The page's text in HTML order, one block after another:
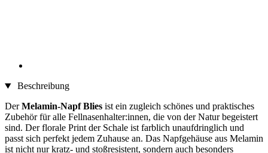
Beschreibung
DerMelamin-Napf Blies ist ein zugleich schönes und praktisches
Zubehör für alle Fellnasenhalter:innen, die von der Natur begeistert
sind. Der florale Print der Schale ist farblich unaufdringlich und
passt sich perfekt jedem Zuhause an. Das Napfgehäuse aus Melamin
ist nicht nur kratz- und stoßresistent, sondern auch besonders